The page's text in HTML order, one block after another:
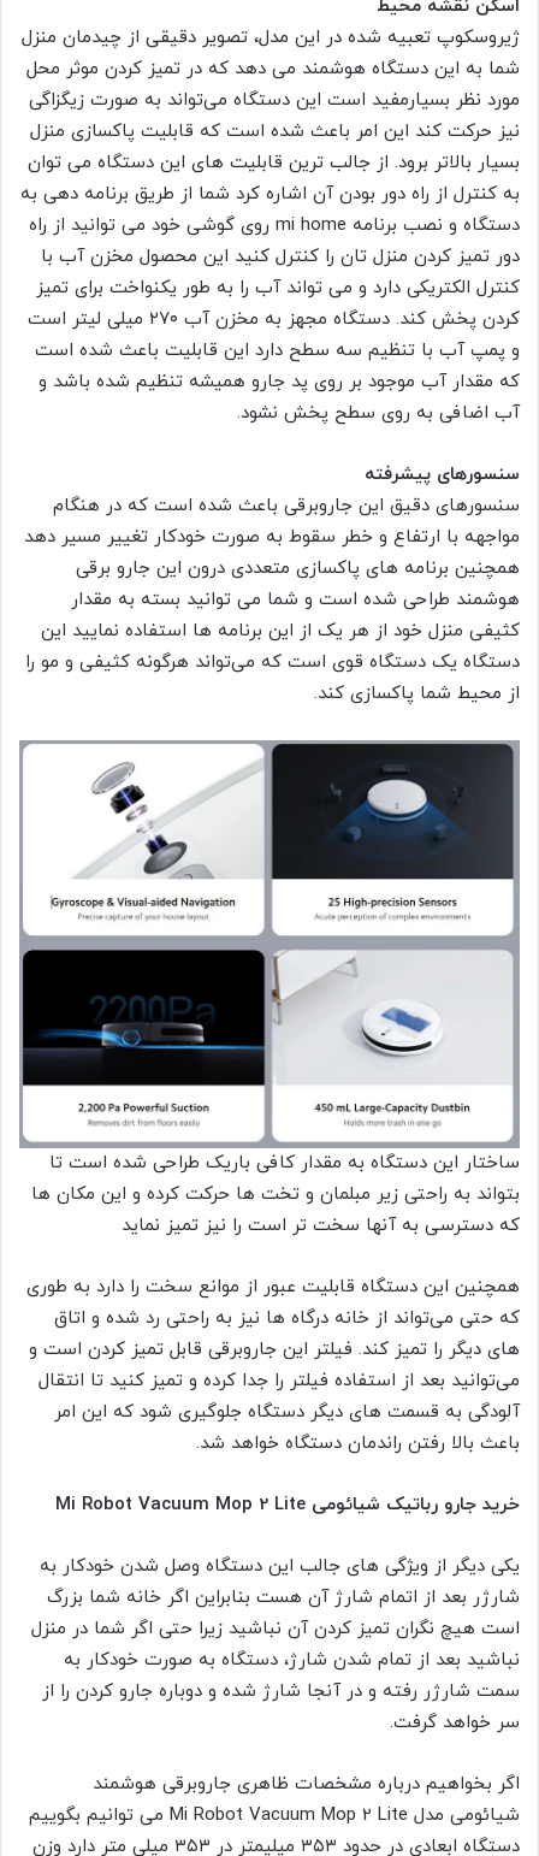
اسکن نقشه محیط
ژیروسکوپ تعبیه شده در این مدل، تصویر دقیقی از چیدمان منزل
شما به این دستگاه هوشمند می دهد که در تمیز کردن موثر محل
مورد نظر بسیارمفید است این دستگاه می‌تواند به صورت زیگزاگی
نیز حرکت کند این امر باعث شده است که قابلیت پاکسازی منزل
بسیار بالاتر برود. از جالب ترین قابلیت های این دستگاه می توان
به کنترل از راه دور بودن آن اشاره کرد شما از طریق برنامه دهی به
دستگاه و نصب برنامه mi home روی گوشی خود می توانید از راه
دور تمیز کردن منزل تان را کنترل کنید این محصول مخزن آب با
کنترل الکتریکی دارد و می تواند آب را به طور یکنواخت برای تمیز
کردن پخش کند. دستگاه مجهز به مخزن آب ۲۷۰ میلی لیتر است
و پمپ آب با تنظیم سه سطح دارد این قابلیت باعث شده است
که مقدار آب موجود بر روی پد جارو همیشه تنظیم شده باشد و
آب اضافی به روی سطح پخش نشود.
سنسورهای پیشرفته
سنسورهای دقیق این جاروبرقی باعث شده است که در هنگام
مواجهه با ارتفاع و خطر سقوط به صورت خودکار تغییر مسیر دهد
همچنین برنامه های پاکسازی متعددی درون این جارو برقی
هوشمند طراحی شده است و شما می توانید بسته به مقدار
کثیفی منزل خود از هر یک از این برنامه ها استفاده نمایید این
دستگاه یک دستگاه قوی است که می‌تواند هرگونه کثیفی و مو را
از محیط شما پاکسازی کند.
ساختار این دستگاه به مقدار کافی باریک طراحی شده است تا
بتواند به راحتی زیر مبلمان و تخت ها حرکت کرده و این مکان ها
که دسترسی به آنها سخت تر است را نیز تمیز نماید
همچنین این دستگاه قابلیت عبور از موانع سخت را دارد به طوری
که حتی می‌تواند از خانه درگاه ها نیز به راحتی رد شده و اتاق
های دیگر را تمیز کند. فیلتر این جاروبرقی قابل تمیز کردن است و
می‌توانید بعد از استفاده فیلتر را جدا کرده و تمیز کنید تا انتقال
آلودگی به قسمت های دیگر دستگاه جلوگیری شود که این امر
باعث بالا رفتن راندمان دستگاه خواهد شد.
خرید جارو رباتیک شیائومی Mi Robot Vacuum Mop 2 Lite
یکی دیگر از ویژگی‌ های جالب این دستگاه وصل شدن خودکار به
شارژر بعد از اتمام شارژ آن هست بنابراین اگر خانه شما بزرگ
است هیچ نگران تمیز کردن آن نباشید زیرا حتی اگر شما در منزل
نباشید بعد از تمام شدن شارژ، دستگاه به صورت خودکار به
سمت شارژر رفته و در آنجا شارژ شده و دوباره جارو کردن را از
سر خواهد گرفت.
اگر بخواهیم درباره مشخصات ظاهری جاروبرقی هوشمند
شیائومی مدل Mi Robot Vacuum Mop 2 Lite می توانیم بگوییم
دستگاه ابعادی در حدود ۳۵۳ میلیمتر در ۳۵۳ میلی متر دارد وزن